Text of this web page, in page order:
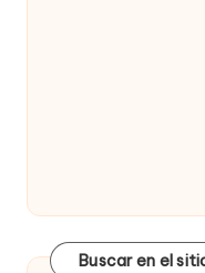
Buscar en el